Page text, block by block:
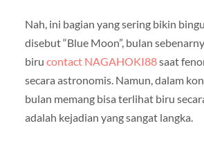
Nah, ini bagian yang sering bikin
disebut “Blue Moon”, bulan
biru contact NAGAHOKI88saat
secara astronomis. Namun, dalam
bulan memang bisa terlihat biru
adalah kejadian yang sangat langka.